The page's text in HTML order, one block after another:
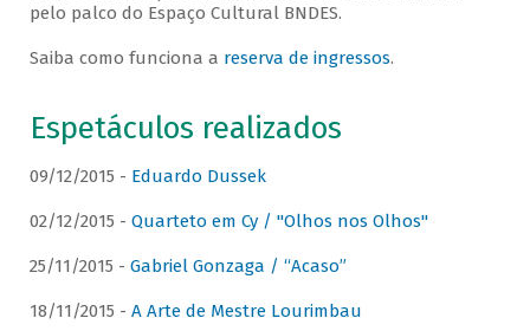
pelo palco do Espaço Cultural BNDES.
Saiba como funciona a reserva de ingressos.
Espetáculos realizados
09/12/2015 - Eduardo Dussek
02/12/2015 - Quarteto em Cy / "Olhos nos Olhos"
25/11/2015 - Gabriel Gonzaga / “Acaso”
18/11/2015 - A Arte de Mestre Lourimbau